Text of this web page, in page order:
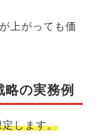
上がっても価
の実務例
します。